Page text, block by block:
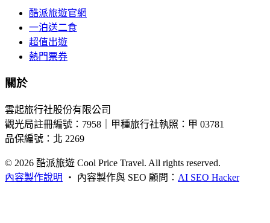
酷派旅遊官網
一泊送二食
超值出遊
熱門票券
關於
雲起旅行社股份有限公司
觀光局註冊編號：7958｜甲種旅行社執照：甲 03781
品保編號：北 2269
© 2026 酷派旅遊 Cool Price Travel. All rights reserved.
內容製作說明
・ 內容製作與 SEO 顧問： AI SEO Hacker